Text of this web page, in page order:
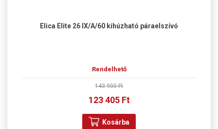
Elica Elite 26 IX/A/60 kihúzható páraelszívó
Rendelhető
143 900 Ft
123 405 Ft
Kosárba